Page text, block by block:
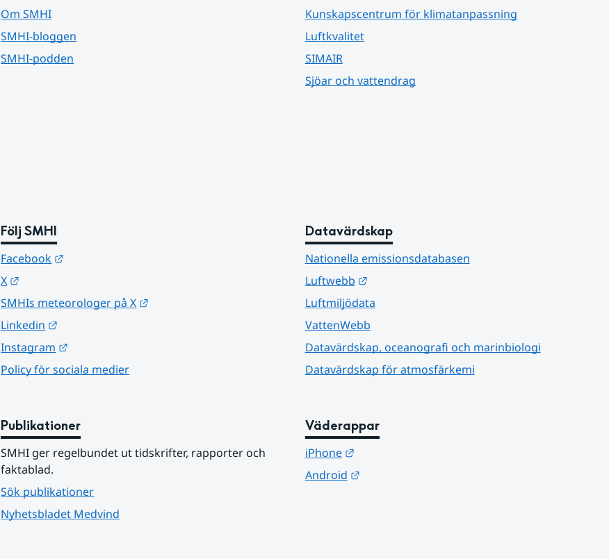
Om SMHI
SMHI-bloggen
SMHI-podden
Kunskapscentrum för klimatanpassning
Luftkvalitet
SIMAIR
Sjöar och vattendrag
Följ SMHI
Facebook
X
SMHIs meteorologer på X
Linkedin
Instagram
Policy för sociala medier
Datavärdskap
Nationella emissionsdatabasen
Luftwebb
Länk till annan webbplats.
Luftmiljödata
VattenWebb
Datavärdskap, oceanografi och marinbiologi
Datavärdskap för atmosfärkemi
Publikationer
SMHI ger regelbundet ut tidskrifter, rapporter och
faktablad.
Sök publikationer
Nyhetsbladet Medvind
Väderappar
iPhone
Länk till annan webbplats.
Android
Länk till annan webbplats.